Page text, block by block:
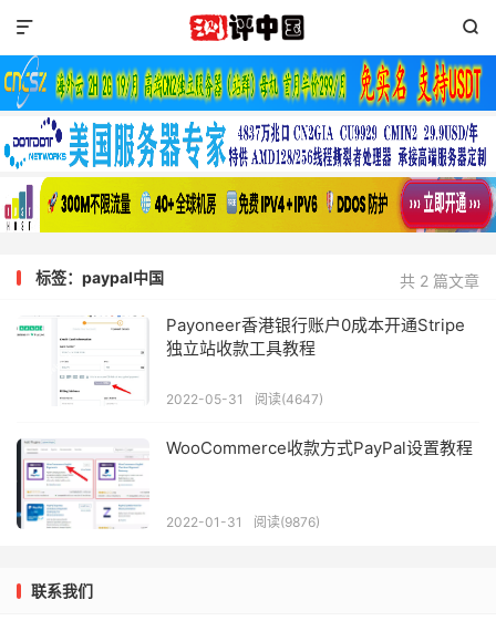


共 2 篇文章
标签：paypal中国
Payoneer香港银行账户0成本开通Stripe
独立站收款工具教程
2022-05-31 阅读(4647)
WooCommerce收款方式PayPal设置教程
2022-01-31 阅读(9876)
联系我们